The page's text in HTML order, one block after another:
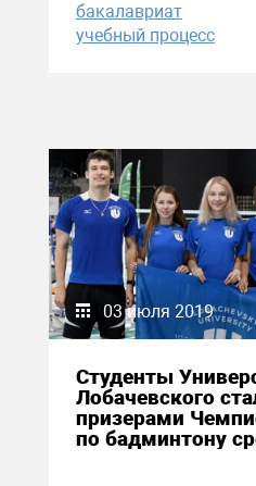
бакалавриат
учебный процесс
03 июля 2019
Студенты
Лобачевского
призерами
по бадминтону